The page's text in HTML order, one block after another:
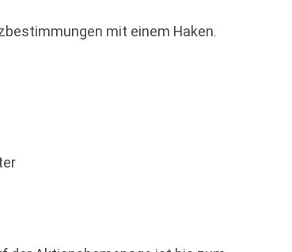
mit einem Haken.